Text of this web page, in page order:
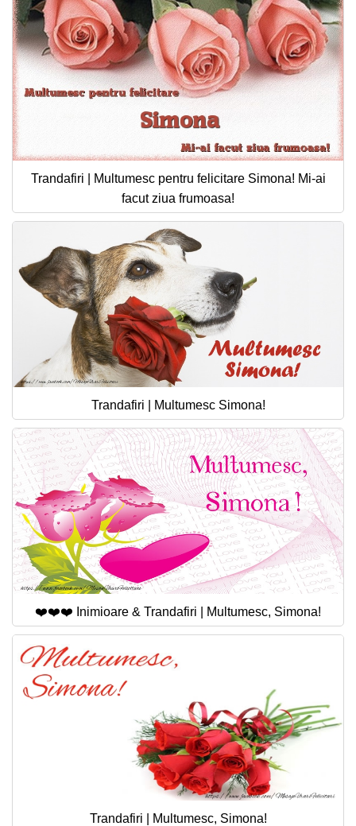
Trandafiri | Multumesc pentru felicitare Simona! Mi-ai
facut ziua frumoasa!
Trandafiri | Multumesc Simona!
❤️❤️❤️ Inimioare & Trandafiri | Multumesc, Simona!
Trandafiri | Multumesc, Simona!